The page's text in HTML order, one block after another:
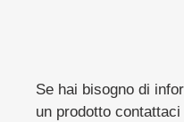
Se hai bisogno di
un prodotto